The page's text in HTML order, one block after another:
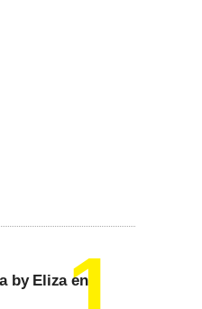
by Eliza en